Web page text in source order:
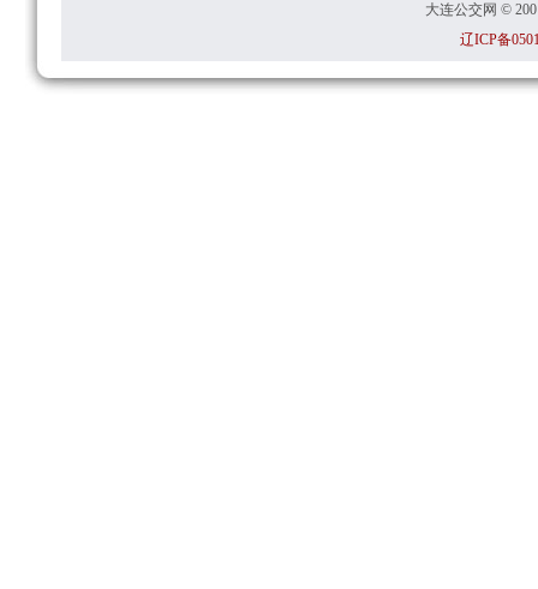
大连公交网 ©
辽ICP备